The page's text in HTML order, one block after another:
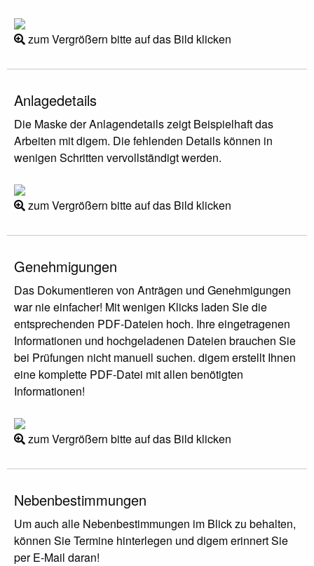
zum Vergrößern bitte auf das Bild klicken
Anlagedetails
Die Maske der Anlagendetails zeigt Beispielhaft das
Arbeiten mit digem. Die fehlenden Details können in
wenigen Schritten vervollständigt werden.
zum Vergrößern bitte auf das Bild klicken
Genehmigungen
Das Dokumentieren von Anträgen und Genehmigungen
war nie einfacher! Mit wenigen Klicks laden Sie die
entsprechenden PDF-Dateien hoch. Ihre eingetragenen
Informationen und hochgeladenen Dateien brauchen Sie
bei Prüfungen nicht manuell suchen. digem erstellt Ihnen
eine komplette PDF-Datei mit allen benötigten
Informationen!
zum Vergrößern bitte auf das Bild klicken
Nebenbestimmungen
Um auch alle Nebenbestimmungen im Blick zu behalten,
können Sie Termine hinterlegen und digem erinnert Sie
per E-Mail daran!